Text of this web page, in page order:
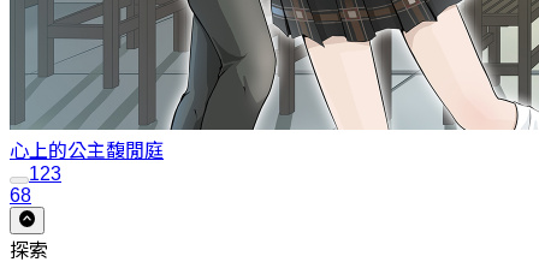
心上的公主馥閒庭
123
68
探索